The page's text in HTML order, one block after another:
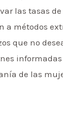
las tasas
a métodos
que no
de las